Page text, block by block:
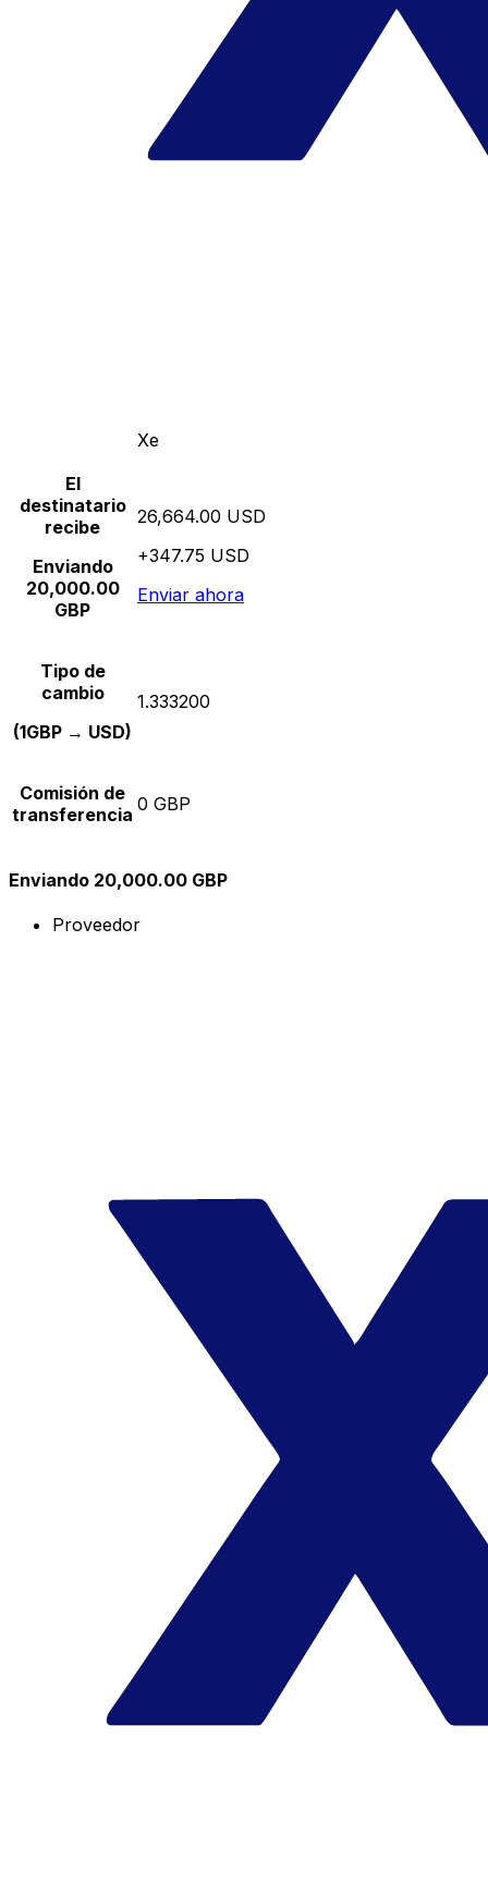
Xe
El
destinatario
recibe
Enviando
20,000.00
GBP
26,664.00 USD
+347.75 USD
Enviar ahora
Tipo de
cambio
(1GBP → USD)
1.333200
Comisión de
transferencia 0 GBP
Enviando 20,000.00 GBP
Proveedor